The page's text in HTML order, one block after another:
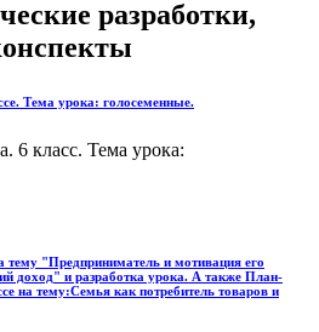
разработки,
Тема урока: голосеменные.
6 класс. Тема урока:
тему "Предприниматель и мотивация его
доход" и разработка урока. А также План-
на тему:Семья как потребитель товаров и